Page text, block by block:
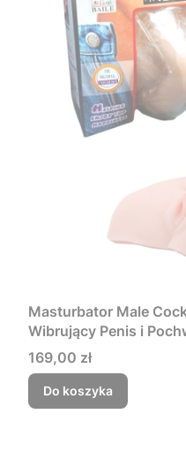
Masturbator Male
Wibrujący Penis i
Cena
169,00 zł
Do koszyka